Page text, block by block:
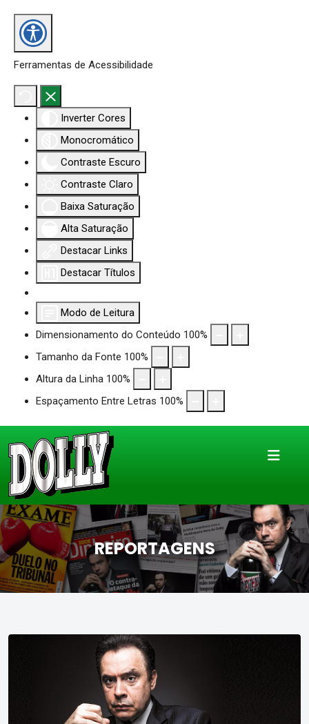
Ferramentas de Acessibilidade
Inverter Cores
Monocromático
Contraste Escuro
Contraste Claro
Baixa Saturação
Alta Saturação
Destacar Links
Destacar Títulos
Modo de Leitura
Dimensionamento do Conteúdo 100%
Tamanho da Fonte 100%
Altura da Linha 100%
Espaçamento Entre Letras 100%
REPORTAGENS